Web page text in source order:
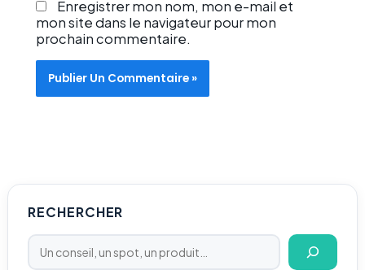
Enregistrer mon nom, mon e-mail et
mon site dans le navigateur pour mon
prochain commentaire.
RECHERCHER